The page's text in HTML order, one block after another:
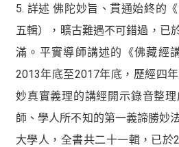
5. 詳述 佛陀妙旨、貫通始終的
五輯），曠古難遇不可錯過，已
滿。平實導師講述的《佛藏經
2013年底至2017年底，歷經四
妙真實義理的講經開示錄音整
師、學人所不知的第一義諦勝妙
大學人，全書共二十一輯，已於